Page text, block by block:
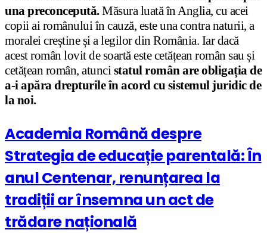
una preconcepută.Măsura luată în Anglia, cu acei
copii ai românului în cauză, este una contra naturii, a
moralei creștine și a legilor din România. Iar dacă
acest român lovit de soartă este cetățean român sau și
cetățean român, atuncistatul român are obligația de
a-i apăra drepturile în acord cu sistemul juridic de
la noi.
Academia Română despre
Strategia de educație parentală: În
anul Centenar, renunțarea la
tradiții ar însemna un act de
trădare națională